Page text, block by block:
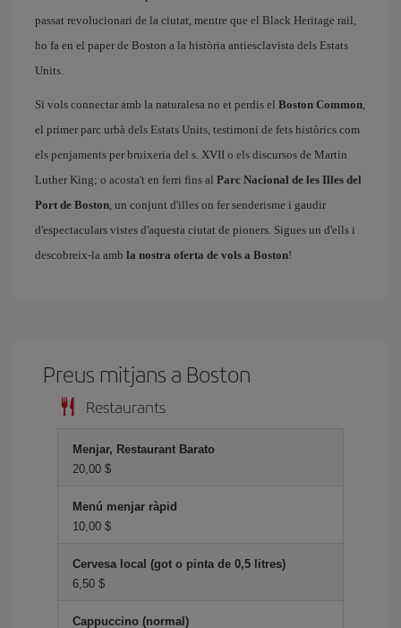
passat revolucionari de la ciutat, mentre que el Black Heritage rail,
ho fa en el paper de Boston a la història antiesclavista dels Estats
Units.
Si vols connectar amb la naturalesa no et perdis el Boston Common,
el primer parc urbà dels Estats Units, testimoni de fets històrics com
els penjaments per bruixeria del s. XVII o els discursos de Martin
Luther King; o acosta't en ferri fins al Parc Nacional de les Illes del
Port de Boston, un conjunt d'illes on fer senderisme i gaudir
d'espectaculars vistes d'aquesta ciutat de pioners. Sigues un d'ells i
descobreix-la amb la nostra oferta de vols a Boston!
Preus mitjans a Boston
Restaurants
Menjar, Restaurant Barato
20,00 $
Menú menjar ràpid
10,00 $
Cervesa local (got o pinta de 0,5 litres)
6,50 $
Cappuccino (normal)